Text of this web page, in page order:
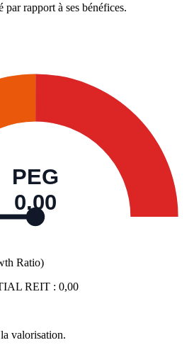
par rapport à ses bénéfices.
PEG
0,00
Ratio)
REIT : 0,00
valorisation.